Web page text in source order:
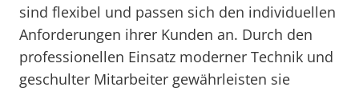
sind flexibel und passen sich den individuellen
Anforderungen ihrer Kunden an. Durch den
professionellen Einsatz moderner Technik und
geschulter Mitarbeiter gewährleisten sie